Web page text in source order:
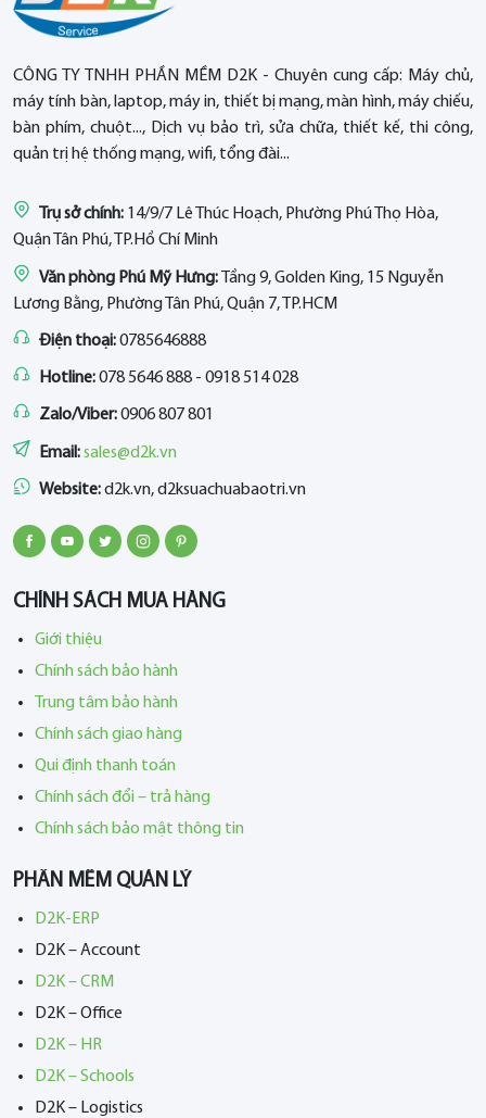
CÔNG TY TNHH PHẦN MỀM D2K - Chuyên cung cấp: Máy chủ,
máy tính bàn, laptop, máy in, thiết bị mạng, màn hình, máy chiếu,
bàn phím, chuột..., Dịch vụ bảo trì, sửa chữa, thiết kế, thi công,
quản trị hệ thống mạng, wifi, tổng đài...
Trụ sở chính: 14/9/7 Lê Thúc Hoạch, Phường Phú Thọ Hòa,
Quận Tân Phú, TP.Hồ Chí Minh
Văn phòng Phú Mỹ Hưng:Tầng 9, Golden King, 15 Nguyễn
Lương Bằng, Phường Tân Phú, Quận 7, TP.HCM
Điện thoại:0785646888
Hotline:078 5646 888 - 0918 514 028
Zalo/Viber:0906 807 801
Email:sales@d2k.vn
Website:d2k.vn, d2ksuachuabaotri.vn
CHÍNH SÁCH MUA HÀNG
Giới thiệu
Chính sách bảo hành
Trung tâm bảo hành
Chính sách giao hàng
Qui định thanh toán
Chính sách đổi – trả hàng
Chính sách bảo mật thông tin
PHẦN MỀM QUẢN LÝ
D2K-ERP
D2K – Account
D2K – CRM
D2K – Office
D2K – HR
D2K – Schools
D2K – Logistics